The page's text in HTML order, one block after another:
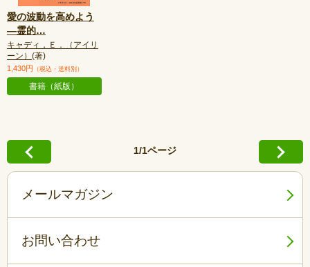
愛の波動を高めよう
—霊的…
キャディ，Ｅ．（アイリ
ーン） (著)
1,430円 （税込・送料別）
書籍（紙版）
1/1ページ
メールマガジン
お問い合わせ